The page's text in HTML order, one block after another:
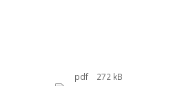
pdf 272 kB